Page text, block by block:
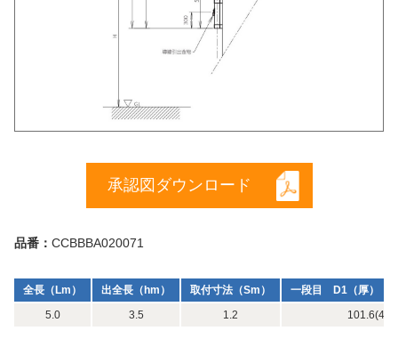
承認図ダウンロード
品番： CCBBBA020071
全長（Lm） 出全長（hm） 取付寸法（Sm）
一段目 D1（厚）（
5.0
3.5 1.2 101.6(4) x